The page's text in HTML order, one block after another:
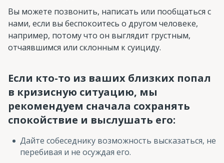
Вы можете позвонить, написать или пообщаться с
нами, если вы беспокоитесь о другом человеке,
например, потому что он выглядит грустным,
отчаявшимся или склонным к суициду.
Если кто-то из ваших близких попал
в кризисную ситуацию, мы
рекомендуем сначала сохранять
спокойствие и выслушать его:
Дайте собеседнику возможность высказаться, не
перебивая и не осуждая его.